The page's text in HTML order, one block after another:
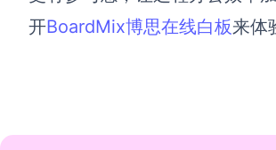
开BoardMix博思在线白板来体